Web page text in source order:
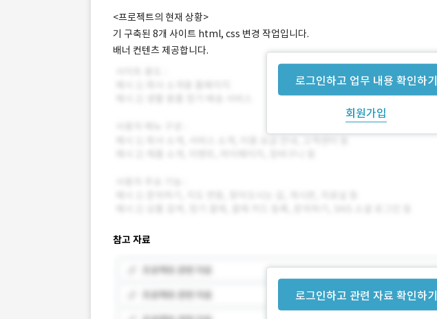
로그인하고 업무 내용 확인하기
회원가입
<프로젝트의 현재 상황>
기 구축된 8개 사이트 html, css 변경 작업입니다.
배너 컨텐츠 제공합니다.
참고 자료
로그인하고 관련 자료 확인하기